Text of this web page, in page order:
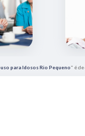
para Idosos Rio Pequeno" é de